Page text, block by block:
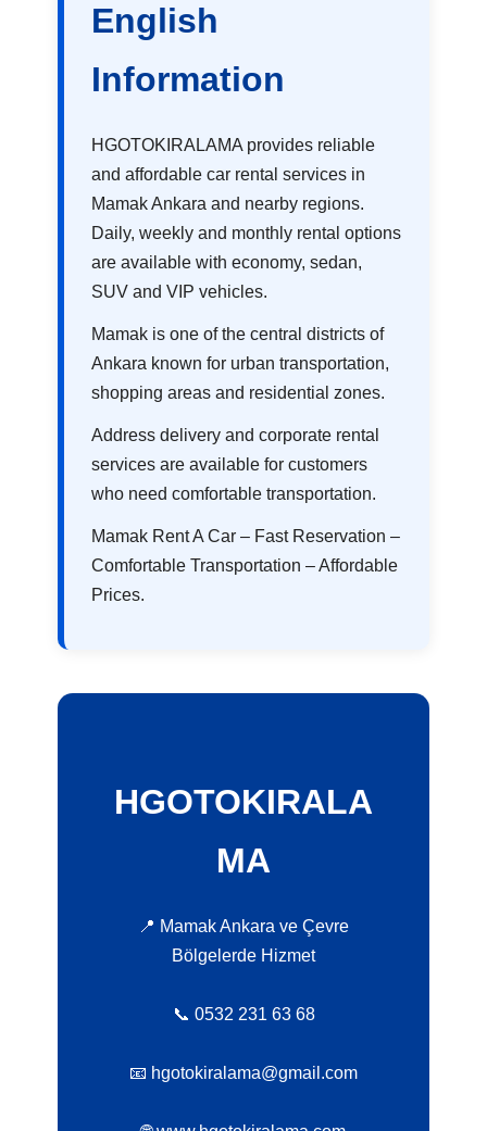
English
Information
HGOTOKIRALAMA provides reliable
and affordable car rental services in
Mamak Ankara and nearby regions.
Daily, weekly and monthly rental options
are available with economy, sedan,
SUV and VIP vehicles.
Mamak is one of the central districts of
Ankara known for urban transportation,
shopping areas and residential zones.
Address delivery and corporate rental
services are available for customers
who need comfortable transportation.
Mamak Rent A Car – Fast Reservation –
Comfortable Transportation – Affordable
Prices.
HGOTOKIRALA
MA
📍 Mamak Ankara ve Çevre
Bölgelerde Hizmet
📞 0532 231 63 68
📧 hgotokiralama@gmail.com